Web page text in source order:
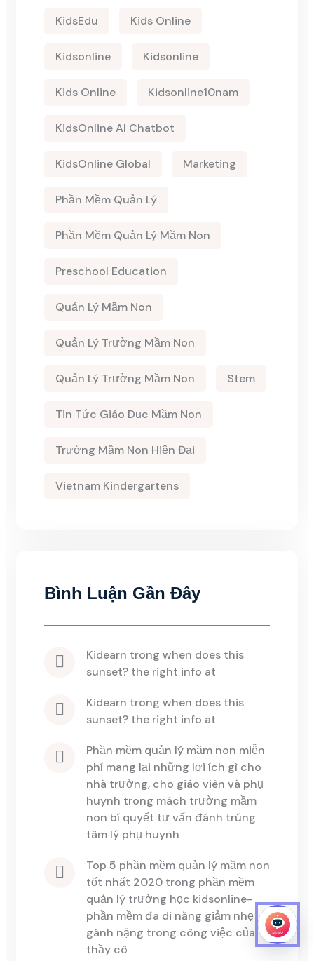
KidsEdu Kids Online
Kidsonline Kidsonline
Kids Online Kidsonline10nam
KidsOnline AI Chatbot
KidsOnline Global Marketing
Phần Mềm Quản Lý
Phần Mềm Quản Lý Mầm Non
Preschool Education
Quản Lý Mầm Non
Quản Lý Trường Mầm Non
Quản Lý Trường Mầm Non Stem
Tin Tức Giáo Dục Mầm Non
Trường Mầm Non Hiện Đại
Vietnam Kindergartens
Bình Luận Gần Đây
kidearn trong when does this
sunset? the right info at
kidearn trong when does this
sunset? the right info at
phần mềm quản lý mầm non miễn
phí mang lại những lợi ích gì cho
nhà trường, cho giáo viên và phụ
huynh trong mách trường mầm
non bí quyết tư vấn đánh trúng
tâm lý phụ huynh
top 5 phần mềm quản lý mầm non
tốt nhất 2020 trong phần mềm
quản lý trường học kidsonline-
phần mềm đa di năng giảm nhẹ
gánh nặng trong công việc của
thầy cô